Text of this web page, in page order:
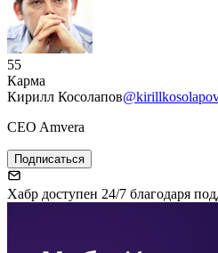
55
Карма
Кирилл Косолапов
CEO Amvera
Подписаться
Хабр доступен 24/7 благодаря